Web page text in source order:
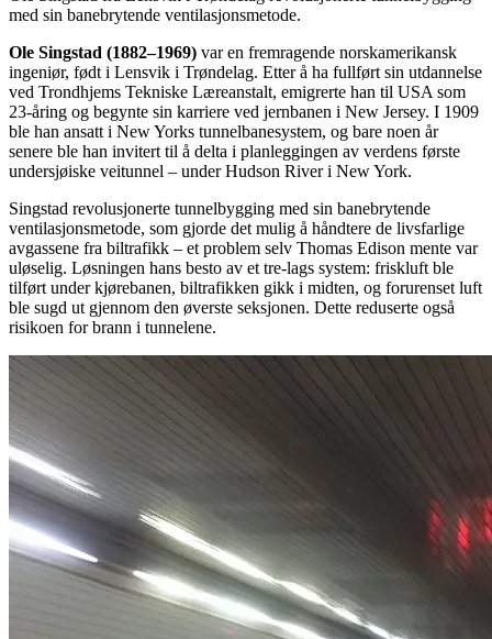
med sin banebrytende ventilasjonsmetode.
Ole Singstad (1882–1969) var en fremragende norskamerikansk
ingeniør, født i Lensvik i Trøndelag. Etter å ha fullført sin utdannelse
ved Trondhjems Tekniske Læreanstalt, emigrerte han til USA som
23-åring og begynte sin karriere ved jernbanen i New Jersey. I 1909
ble han ansatt i New Yorks tunnelbanesystem, og bare noen år
senere ble han invitert til å delta i planleggingen av verdens første
undersjøiske veitunnel – under Hudson River i New York.
Singstad revolusjonerte tunnelbygging med sin banebrytende
ventilasjonsmetode, som gjorde det mulig å håndtere de livsfarlige
avgassene fra biltrafikk – et problem selv Thomas Edison mente var
uløselig. Løsningen hans besto av et tre-lags system: friskluft ble
tilført under kjørebanen, biltrafikken gikk i midten, og forurenset luft
ble sugd ut gjennom den øverste seksjonen. Dette reduserte også
risikoen for brann i tunnelene.